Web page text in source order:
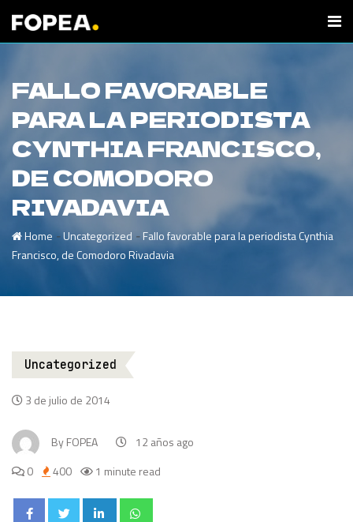
FALLO FAVORABLE
PARA LA PERIODISTA
CYNTHIA FRANCISCO,
DE COMODORO
RIVADAVIA
Home -Uncategorized -Fallo favorable para la periodista Cynthia
Francisco, de Comodoro Rivadavia
Uncategorized
3 de julio de 2014
ByFOPEA
12 años ago
0
400 1 minute read